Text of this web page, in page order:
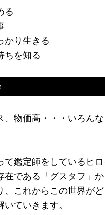
る
かり生きる
ちを知る
、物価高・・・いろん
て鑑定師をしているヒ
在である「グスタフ」
、これからこの世界が
ていきます。